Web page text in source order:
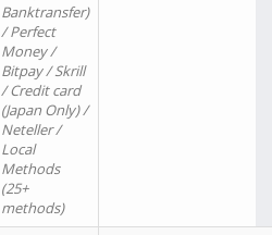
Banktransfer)
/ Perfect
Money /
Bitpay / Skrill
/ Credit card
(Japan Only) /
Neteller /
Local
Methods
(25+
methods)